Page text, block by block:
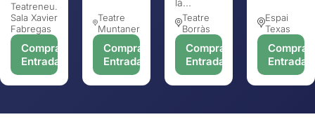
Teatreneu.
Sala Xavier
Fabregas
Comprar
Entradas
Teatre
Muntaner
Comprar
Entradas
Teatre
Borràs
Comprar
Entradas
Espai
Texas
Comprar
Entradas